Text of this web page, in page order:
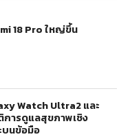
18 Pro ใหญ่ขึ้น
Watch Ultra2 และ
ารดูแลสุขภาพเชิง
บนข้อมือ